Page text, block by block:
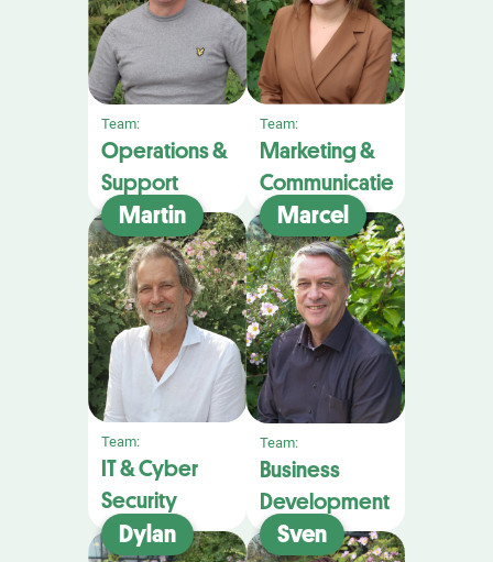
Team:
Operations &
Support
Team:
Marketing &
Communicatie
Martin
Team:
IT & Cyber
Security
Marcel
Team:
Business
Development
Dylan Sven